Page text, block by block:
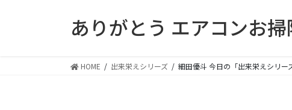
ありがとう エアコンお
HOME 出来栄えシリーズ 細田優斗 今日の「出来栄えシリ